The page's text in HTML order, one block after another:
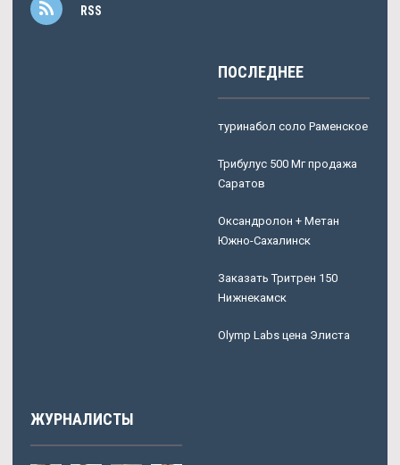
RSS
ПОСЛЕДНЕЕ
туринабол соло Раменское
Трибулус 500 Мг продажа
Саратов
Оксандролон + Метан
Южно-Сахалинск
Заказать Тритрен 150
Нижнекамск
Olymp Labs цена Элиста
ЖУРНАЛИСТЫ